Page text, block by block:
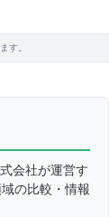
す。
会社が運営す
の比較・情報